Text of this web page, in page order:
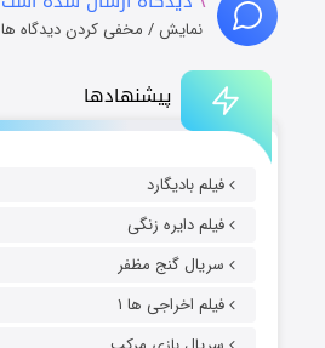
پیشنهادها
فیلم بادیگارد
فیلم دایره زنگی
سریال گنج مظفر
فیلم اخراجی ها ۱
نمایش / مخفی کردن دیدگاه ها